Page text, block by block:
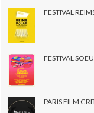
FESTIVAL
FESTIVAL
PARIS FILM